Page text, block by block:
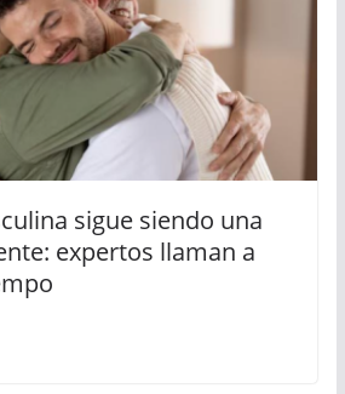
sigue siendo una
expertos llaman a